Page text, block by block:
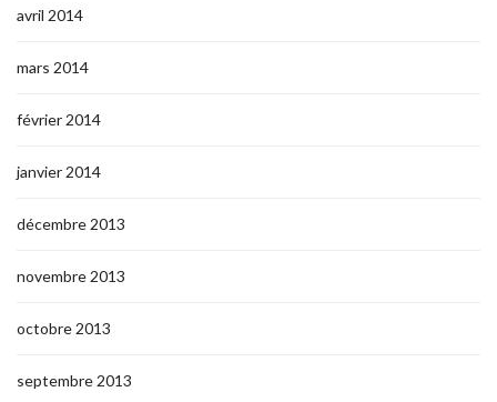
avril 2014
mars 2014
février 2014
janvier 2014
décembre 2013
novembre 2013
octobre 2013
septembre 2013